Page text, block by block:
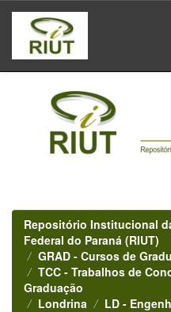
Skip
navigation
Repositório Institucional
Federal do Paraná (RIUT)
GRAD - Cursos de
TCC - Trabalhos de
Graduação
Londrina
LD -